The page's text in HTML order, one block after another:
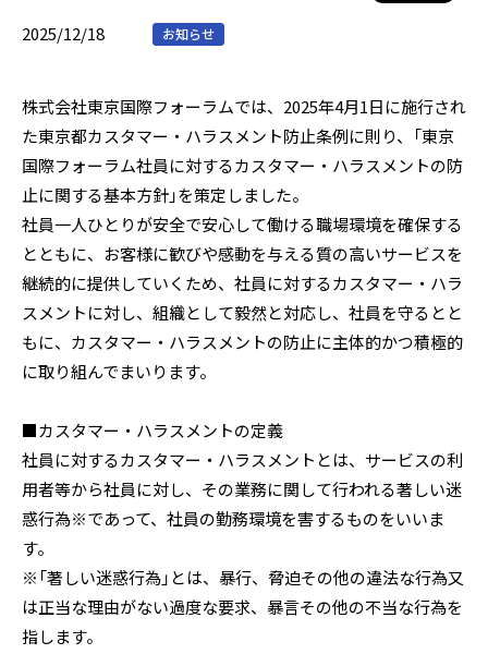
2025/12/18 お知らせ
株式会社東京国際フォーラムでは、2025年4月1日に施行され
た東京都カスタマー・ハラスメント防止条例に則り、「東京
国際フォーラム社員に対するカスタマー・ハラスメントの防
止に関する基本方針」を策定しました。
社員一人ひとりが安全で安心して働ける職場環境を確保する
とともに、お客様に歓びや感動を与える質の高いサービスを
継続的に提供していくため、社員に対するカスタマー・ハラ
スメントに対し、組織として毅然と対応し、社員を守るとと
もに、カスタマー・ハラスメントの防止に主体的かつ積極的
に取り組んでまいります。
■カスタマー・ハラスメントの定義
社員に対するカスタマー・ハラスメントとは、サービスの利
用者等から社員に対し、その業務に関して行われる著しい迷
惑行為※であって、社員の勤務環境を害するものをいいま
す。
※「著しい迷惑行為」とは、暴行、脅迫その他の違法な行為又
は正当な理由がない過度な要求、暴言その他の不当な行為を
指します。